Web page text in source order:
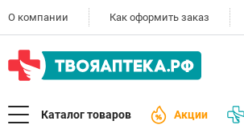
О компании Как оформить заказ
Каталог товаров Акции